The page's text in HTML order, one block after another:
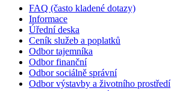
FAQ (často kladené dotazy)
Informace
Úřední deska
Ceník služeb a poplatků
Odbor tajemníka
Odbor finanční
Odbor sociálně správní
Odbor výstavby a životního prostředí